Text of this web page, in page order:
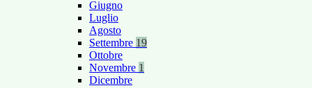
Giugno
Luglio
Agosto
Settembre 19
Ottobre
Novembre 1
Dicembre